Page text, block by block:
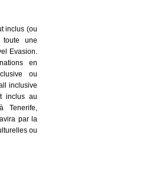
inclus (ou
toute une
Evasion.
en
ou
inclusive
inclus au
par la
ou